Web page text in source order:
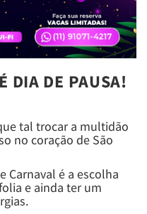
DIA DE PAUSA!
tal trocar a multidão
no coração de São
Carnaval é a escolha
e ainda ter um